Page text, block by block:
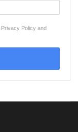
Privacy Policy and